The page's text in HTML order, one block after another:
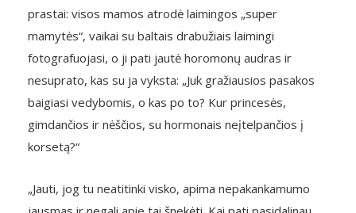
prastai: visos mamos atrodė laimingos „super
mamytės“, vaikai su baltais drabužiais laimingi
fotografuojasi, o ji pati jautė horomonų audras ir
nesuprato, kas su ja vyksta: „Juk gražiausios pasakos
baigiasi vedybomis, o kas po to? Kur princesės,
gimdančios ir nėščios, su hormonais neįtelpančios į
korsetą?“
„Jauti, jog tu neatitinki visko, apima nepakankamumo